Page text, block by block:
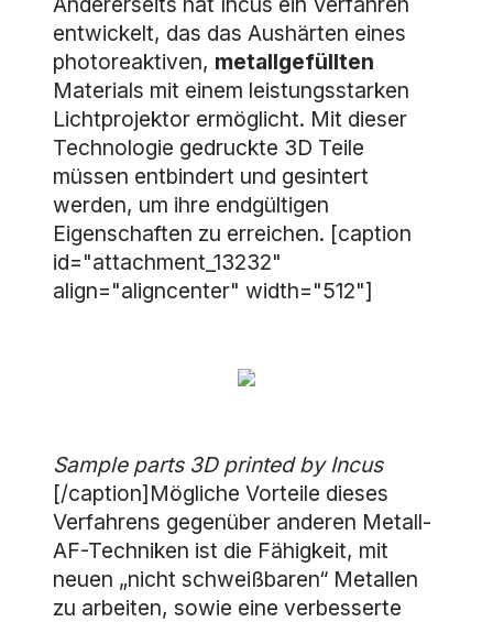
entwickelt, das das Aushärten eines
photoreaktiven, metallgefüllten
Materials mit einem leistungsstarken
Lichtprojektor ermöglicht. Mit dieser
Technologie gedruckte 3D Teile
müssen entbindert und gesintert
werden, um ihre endgültigen
Eigenschaften zu erreichen. [caption
id="attachment_13232"
align="aligncenter" width="512"]
Sample parts 3D printed by Incus
[/caption]Mögliche Vorteile dieses
Verfahrens gegenüber anderen Metall-
AF-Techniken ist die Fähigkeit, mit
neuen „nicht schweißbaren“ Metallen
zu arbeiten, sowie eine verbesserte